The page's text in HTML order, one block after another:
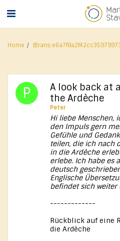
Home
A look back at
the Ardèche
Peter
Hi liebe Menschen,
den Impuls gern
Gefühle und
teilen, die ich nach
in die Ardèche
erlebe. Ich habe es
deutsch
Englische
befindet sich weiter
-------------
Rückblick auf eine
die Ardèche